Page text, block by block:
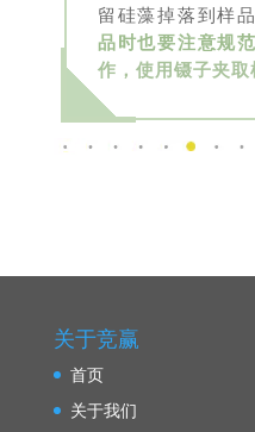
留硅藻掉落到样
品时也要注意规
作，使用镊子夹取
关于竞赢
首页
关于我们